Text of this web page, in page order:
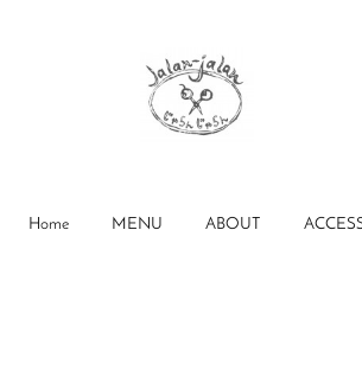
Home MENU ABOUT